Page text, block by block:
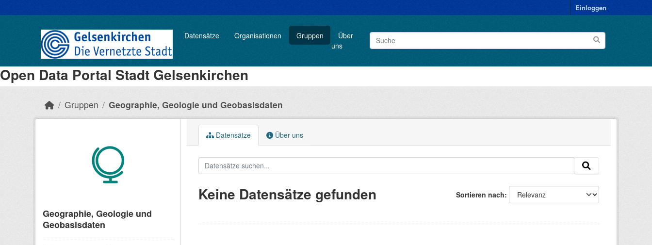
Einloggen
Datensätze Organisationen Gruppen
Über
uns
Open Data Portal Stadt Gelsenkirchen
Gruppen Geographie, Geologie und Geobasisdaten
Geographie, Geologie und
Geobasisdaten
Datensätze Über uns
Sortieren nach
Keine Datensätze gefunden